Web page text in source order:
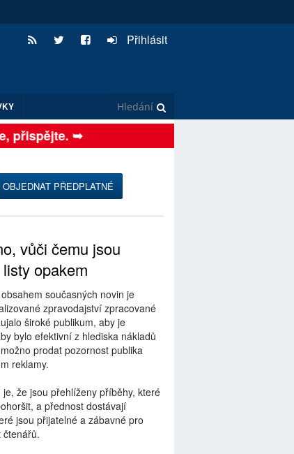
Přihlásit
➥
OBJEDNAT PŘEDPLATNÉ
vůči čemu jsou
opakem
současných novin je
zpravodajství zpracované
široké publikum, aby je
bylo efektivní z hlediska nákladů
prodat pozornost publika
reklamy.
je, že jsou přehlíženy příběhy, které
a přednost dostávají
jsou přijatelné a zábavné pro
čtenářů.